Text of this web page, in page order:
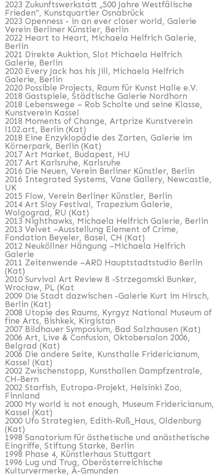
2023 Zukunftswerkstatt „500 Jahre Westfälische
Frieden“, Kunstquartier Osnabrück
2023 Openness - in an ever closer world, Galerie
Verein Berliner Künstler, Berlin
2022 Heart to Heart, Michaela Helfrich Galerie,
Berlin
2021 Direkte Auktion, Slot Michaela Helfrich
Galerie, Berlin
2020 Every Jack has his Jill, Michaela Helfrich
Galerie, Berlin
2020 Possible Projects, Raum für Kunst Halle e.V.
2018 Gastspiele, Städtische Galerie Nordhorn
2018 Lebenswege – Rob Scholte und seine Klasse,
Kunstverein Kassel
2018 Moments of Change, Artprize Kunstverein
l102.art, Berlin (Kat)
2018 Eine Enzyklopädie des Zarten, Galerie im
Körnerpark, Berlin (Kat)
2017 Art Market, Budapest, HU
2017 Art Karlsruhe, Karlsruhe
2016 Die Neuen, Verein Berliner Künstler, Berlin
2016 Integrated Systems, Vane Gallery, Newcastle,
UK
2015 Flow, Verein Berliner Künstler, Berlin
2014 Art Sloy Festival, Trapezium Galerie,
Wolgograd, RU (Kat)
2013 Nighthawks, Michaela Helfrich Galerie, Berlin
2013 Velvet –Ausstellung Element of Crime,
Fondation Beyeler, Basel, CH (Kat)
2012 Neuköllner Hängung –Michaela Helfrich
Galerie
2011 Zeitenwende –ARD Hauptstadtstudio Berlin
(Kat)
2010 Survival Art Review 8 -Strzegomski Bunker,
Wrocław, PL (Kat
2009 Die Stadt dazwischen -Galerie Kurt im Hirsch,
Berlin (Kat)
2008 Utopie des Raums, Kyrgyz National Museum of
fine Arts, Bishkek, Kirgistan
2007 Bildhauer Symposium, Bad Salzhausen (Kat)
2006 Art, Live & Confusion, Oktobersalon 2006,
Belgrad (Kat)
2006 Die andere Seite, Kunsthalle Fridericianum,
Kassel (Kat)
2002 Zwischenstopp, Kunsthallen Dampfzentrale,
CH-Bern
2002 Starfish, Eutropa-Projekt, Helsinki Zoo,
Finnland
2000 My world is not enough, Museum Fridericianum,
Kassel (Kat)
2000 Ufo Strategien, Edith-Ruß_Haus, Oldenburg
(Kat)
1998 Sanatorium für ästhetische und anästhetische
Eingriffe, Stiftung Starke, Berlin
1998 Phase 4, Künstlerhaus Stuttgart
1996 Lug und Trug, Oberösterreichische
Kulturvermerke, A-Gmunden